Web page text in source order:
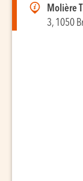
Molière
3, 1050